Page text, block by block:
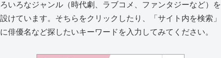
ろいろなジャンル（時代劇、ラブコメ、ファンタジーなど）を
設けています。そちらをクリックしたり、「サイト内を検索」
に俳優名など探したいキーワードを入力してみてください。